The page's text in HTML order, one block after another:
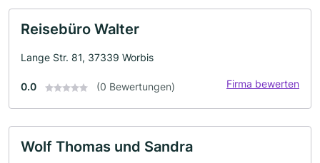
Reisebüro Walter
Lange Str. 81, 37339 Worbis
0.0 (0 Bewertungen) Firma bewerten
Wolf Thomas und Sandra